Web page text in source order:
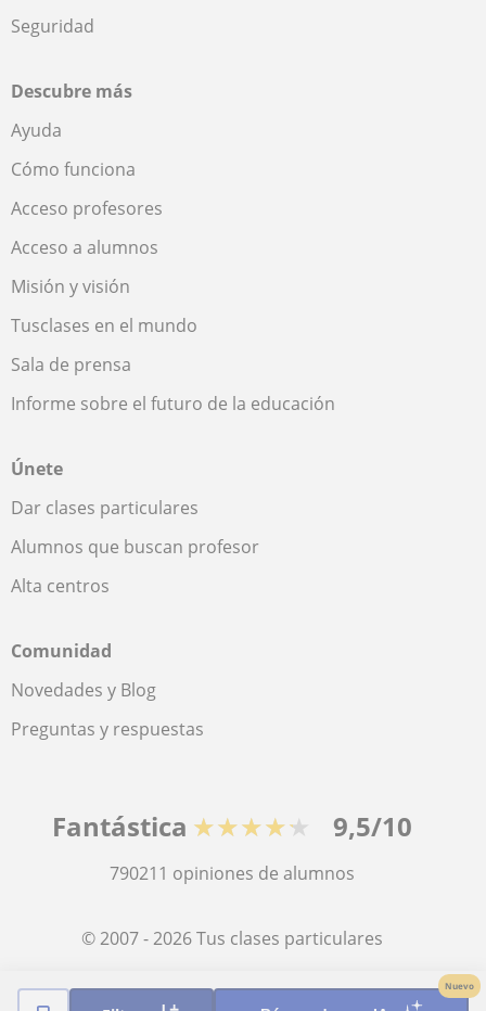
Nuevo
Seguridad
Descubre más
Ayuda
Cómo funciona
Acceso profesores
Acceso a alumnos
Misión y visión
Tusclases en el mundo
Sala de prensa
Informe sobre el futuro de la educación
Únete
Dar clases particulares
Alumnos que buscan profesor
Alta centros
Comunidad
Novedades y Blog
Preguntas y respuestas
Fantástica ★★★★★ 9,5/10
790211 opiniones de alumnos
© 2007 - 2026 Tus clases particulares
Mapa web:Profesores particulares